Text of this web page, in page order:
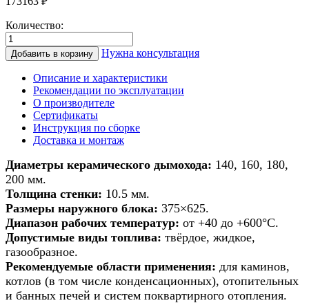
Количество:
Количество
товара
Дымоход
керамики
банной
печи/
печи/
камина/
котла
d
140мм
h
4м
Добавить в корзину Нужна консультация
Описание и характеристики
Рекомендации по эксплуатации
О производителе
Сертификаты
Инструкция по сборке
Доставка и монтаж
Диаметры керамического дымохода: 140, 160, 180,
200 мм.
Толщина стенки: 10.5 мм.
Размеры наружного блока: 375×625.
Диапазон рабочих температур: от +40 до +600°С.
Допустимые виды топлива: твёрдое, жидкое,
газообразное.
Рекомендуемые области применения: для каминов,
котлов (в том числе конденсационных), отопительных
и банных печей и систем поквартирного отопления.